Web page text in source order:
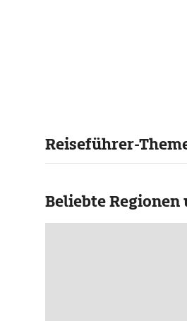
Reiseführer-
Beliebte Regionen